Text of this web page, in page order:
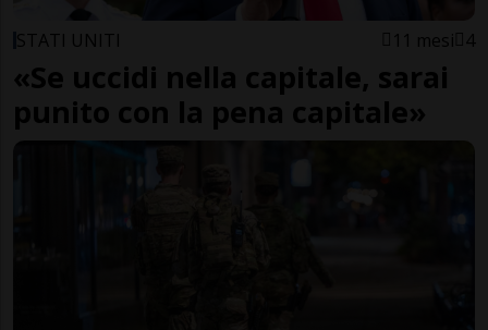
STATI UNITI 11 mesi 4
«Se uccidi nella capitale, sarai
punito con la pena capitale»